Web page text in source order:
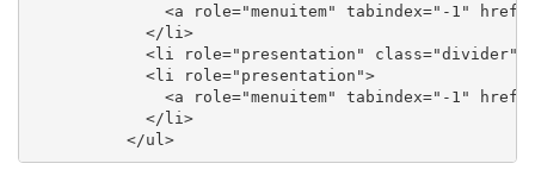
<a role="menuitem" tabindex="-1"
            </li>
<li role="presentation"
            <li role="presentation">
<a role="menuitem" tabindex="-1"
            </li>
          </ul>